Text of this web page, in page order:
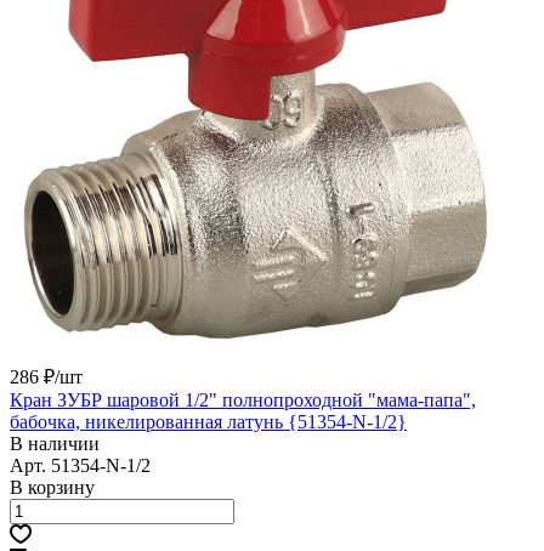
286 ₽/шт
Кран ЗУБР шаровой 1/2" полнопроходной "мама-папа",
бабочка, никелированная латунь {51354-N-1/2}
В наличии
Арт. 51354-N-1/2
В корзину